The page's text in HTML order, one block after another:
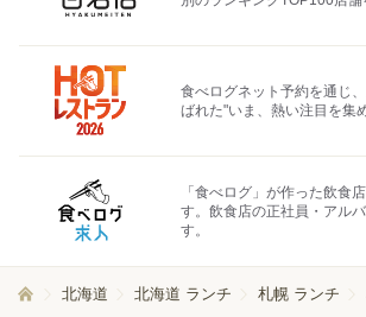
食べログネット予約を通じ
ばれた"いま、熱い注目を集
「食べログ」が作った飲食
す。飲食店の正社員・アル
す。
北海道 北海道 ランチ 札幌 ランチ